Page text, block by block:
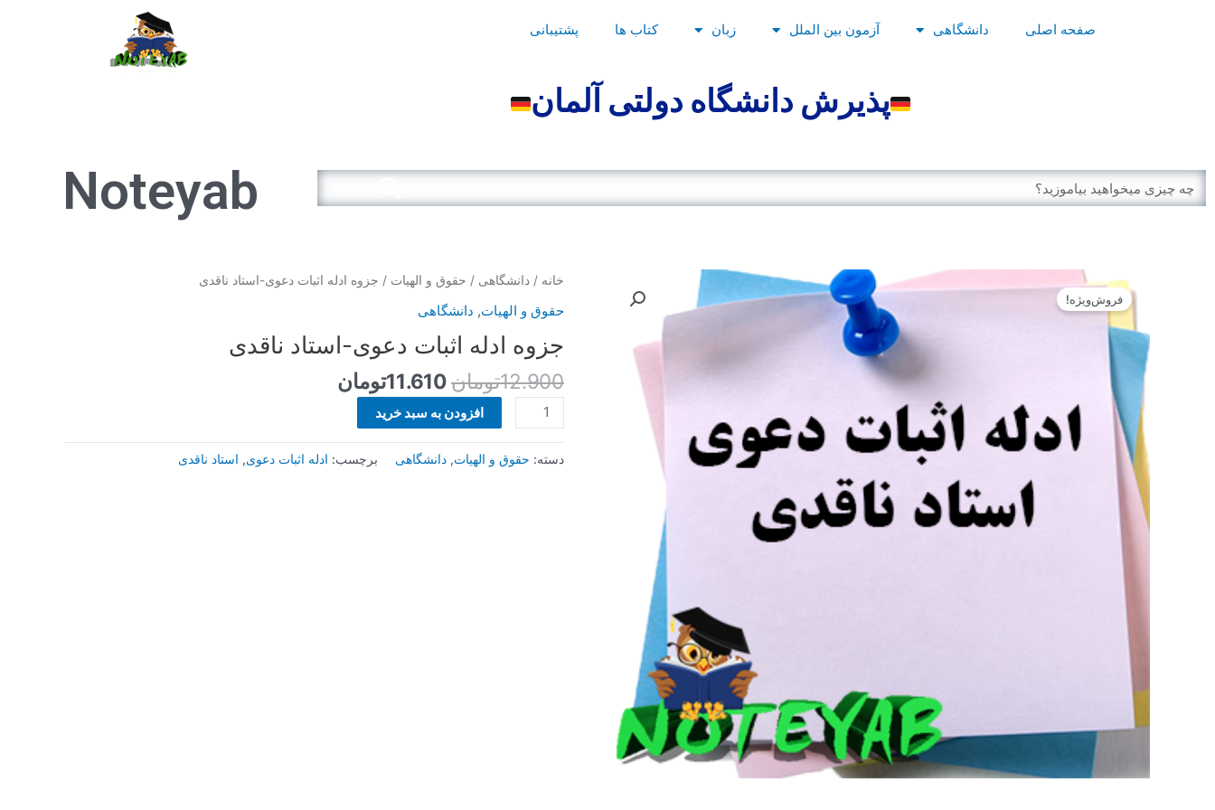
صفحه اصلی دانشگاهی آزمون بین الملل زبان کتاب ها پشتیبانی
پذیرش دانشگاه دولتی آلمان
Search
Search
Noteyab
فروش‌ویژه!
خانه / دانشگاهی / حقوق و الهیات / جزوه ادله اثبات دعوی-استاد ناقدی
حقوق و الهیات, دانشگاهی
جزوه ادله اثبات دعوی-استاد ناقدی
12.900تومان
قیمت
اصلی
بود.
11.610تومان
قیمت
است.
جزوه
اثبات
دعوی-
ناقدی
عدد
افزودن به سبد خرید
دسته: حقوق و الهیات, دانشگاهی برچسب: ادله اثبات دعوی, استاد ناقدی